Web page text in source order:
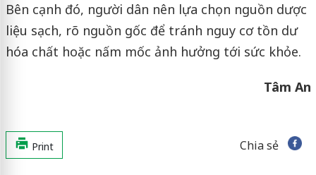
Bên cạnh đó, người dân nên lựa chọn nguồn dược
liệu sạch, rõ nguồn gốc để tránh nguy cơ tồn dư
hóa chất hoặc nấm mốc ảnh hưởng tới sức khỏe.
Tâm An
Print Chia sẻ